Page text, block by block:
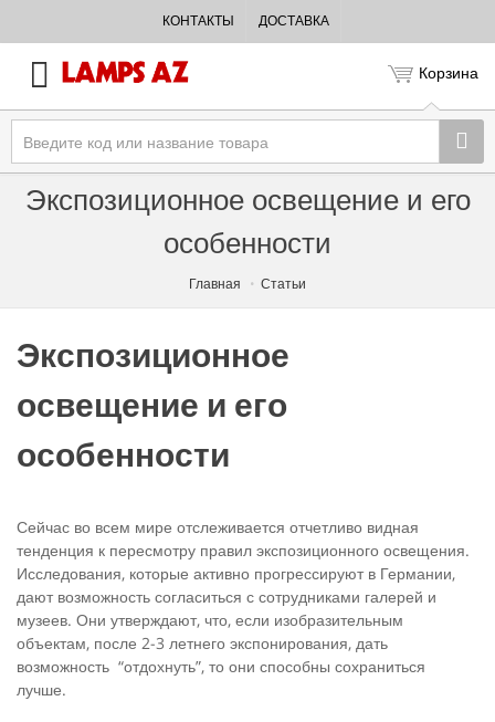
КОНТАКТЫ ДОСТАВКА
Корзина
Экспозиционное освещение и его
особенности
Главная Статьи
Экспозиционное
освещение и его
особенности
Сейчас во всем мире отслеживается отчетливо видная
тенденция к пересмотру правил экспозиционного освещения.
Исследования, которые активно прогрессируют в Германии,
дают возможность согласиться с сотрудниками галерей и
музеев. Они утверждают, что, если изобразительным
объектам, после 2-3 летнего экспонирования, дать
возможность “отдохнуть”, то они способны сохраниться
лучше.